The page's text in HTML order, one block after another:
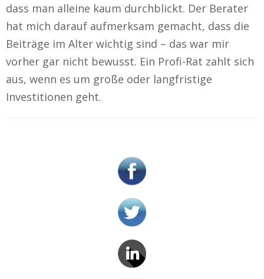
dass man alleine kaum durchblickt. Der Berater
hat mich darauf aufmerksam gemacht, dass die
Beiträge im Alter wichtig sind – das war mir
vorher gar nicht bewusst. Ein Profi-Rat zahlt sich
aus, wenn es um große oder langfristige
Investitionen geht.